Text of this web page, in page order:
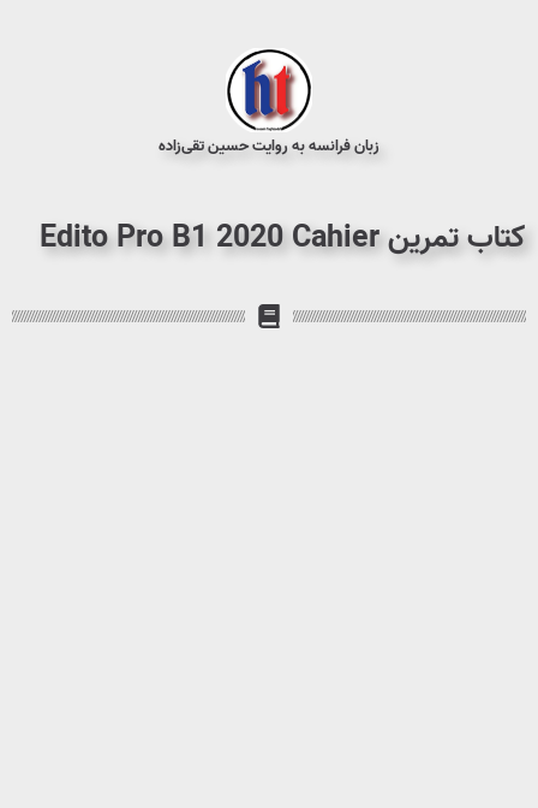
زبان فرانسه به روایت حسین تقی‌زاده
کتاب تمرین Edito Pro B1 2020 Cahier